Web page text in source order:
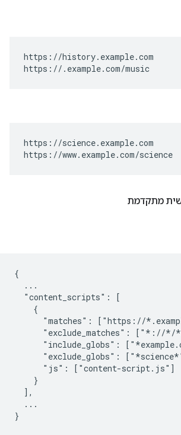
https://history.example.com
https://.example.com/music
https://science.example.com
https://www.example.com/science
מתקדמת
{
  ...
  "content_scripts": [
    {
"matches": ["https://
"exclude_matches": ["*://*/
"include_globs":
"exclude_globs":
      "js": ["content-script.js"]
    }
  ],
  ...